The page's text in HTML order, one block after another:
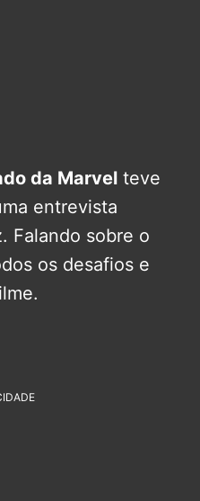
da Marvel teve
entrevista
Falando sobre o
os desafios e